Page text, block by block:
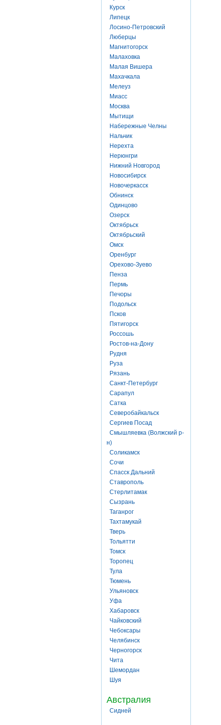
Курск
Липецк
Лосино-Петровский
Люберцы
Магнитогорск
Малаховка
Малая Вишера
Махачкала
Мелеуз
Миасс
Москва
Мытищи
Набережные Челны
Нальчик
Нерехта
Нерюнгри
Нижний Новгород
Новосибирск
Новочеркасск
Обнинск
Одинцово
Озерск
Октябрьск
Октябрьский
Омск
Оренбург
Орехово-Зуево
Пенза
Пермь
Печоры
Подольск
Псков
Пятигорск
Россошь
Ростов-на-Дону
Рудня
Руза
Рязань
Санкт-Петербург
Сарапул
Сатка
Северобайкальск
Сергиев Посад
Смышляевка (Волжский р-
н)
Соликамск
Сочи
Спасск Дальний
Ставрополь
Стерлитамак
Сызрань
Таганрог
Тахтамукай
Тверь
Тольятти
Томск
Торопец
Тула
Тюмень
Ульяновск
Уфа
Хабаровск
Чайковский
Чебоксары
Челябинск
Черногорск
Чита
Шемордан
Шуя
Австралия
Сидней